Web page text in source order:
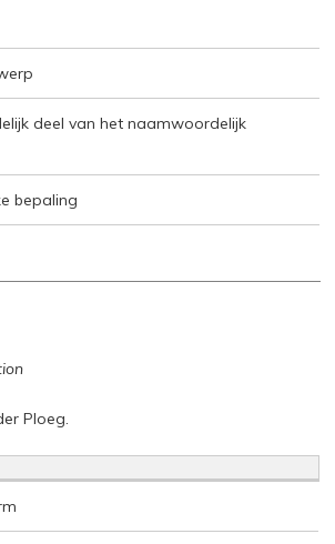
deel van het naamwoordelijk
bepaling
Ploeg.